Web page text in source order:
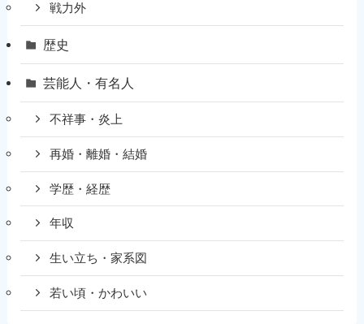
戦力外
歴史
芸能人・有名人
不祥事・炎上
再婚・離婚・結婚
学歴・経歴
年収
生い立ち・家系図
若い頃・かわいい